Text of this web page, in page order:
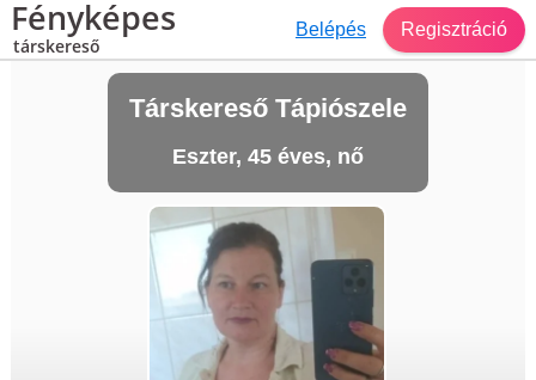
Fényképes
társkereső
Belépés Regisztráció
Társkereső Tápiószele
Eszter, 45 éves, nő